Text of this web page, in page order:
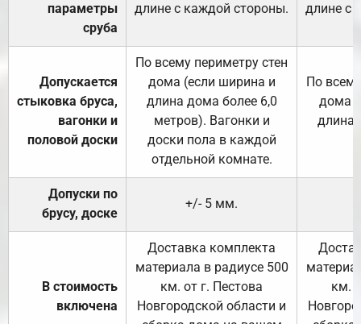
параметры
сруба
длине с каждой стороны.
длине с
Допускается
стыковка бруса,
вагонки и
половой доски
По всему периметру стен
дома (если ширина и
длина дома более 6,0
метров). Вагонки и
доски пола в каждой
отдельной комнате.
По
дома
длина
Допуски по
брусу, доске
+/- 5 мм.
В стоимость
включена
Доставка комплекта
материала в радиусе 500
км. от г. Пестова
Новгородской области и
км.